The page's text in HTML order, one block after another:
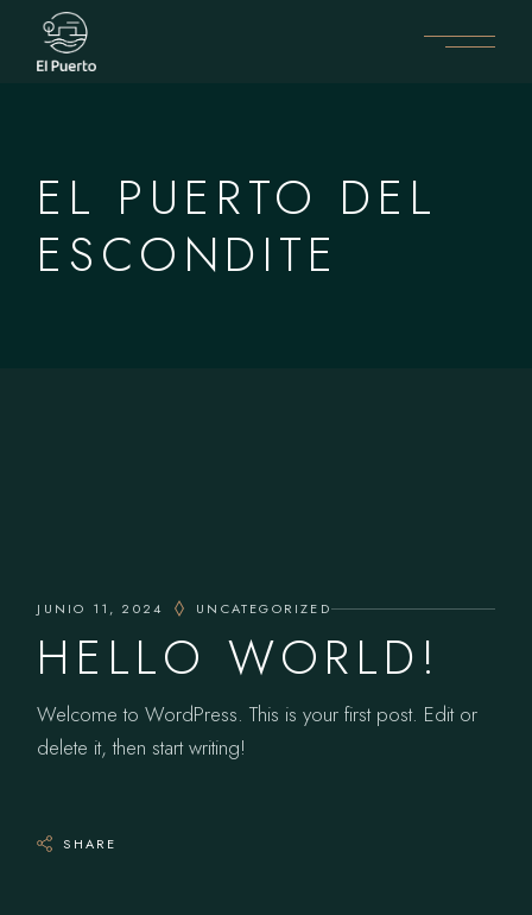
content
EL PUERTO DEL
ESCONDITE
JUNIO 11, 2024 UNCATEGORIZED
HELLO WORLD!
Welcome to WordPress. This is your first post. Edit or
delete it, then start writing!
SHARE